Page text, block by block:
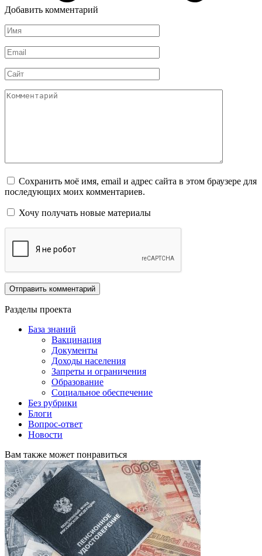
Добавить комментарий
Имя
*
Email
*
Сайт
Комментарий
Сохранить моё имя, email и адрес сайта в этом браузере для
последующих моих комментариев.
Хочу получать новые материалы
Разделы проекта
База знаний
Вакцинация
Документы
Доходы населения
Запреты и ограничения
Образование
Социальное обеспечение
Без рубрики
Блоги
Вопрос-ответ
Новости
Вам также может понравиться